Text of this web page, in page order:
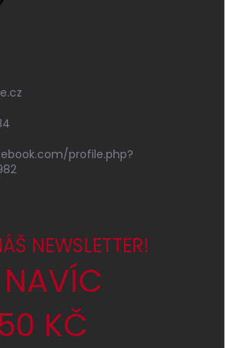
profile.php?
NEWSLETTER!
NAVÍC
KČ